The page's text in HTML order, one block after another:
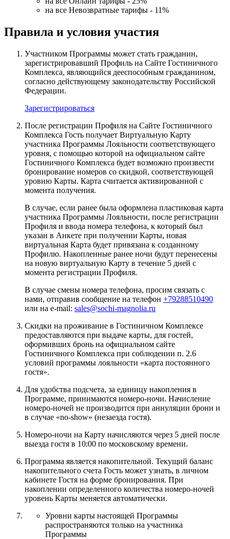
на все Невозвратные тарифы - 11%
Правила и условия участия
Участником Программы может стать гражданин,
зарегистрировавший Профиль на Сайте Гостиничного
Комплекса, являющийся дееспособным гражданином,
согласно действующему законодательству Российской
Федерации.
Зарегистрироваться
После регистрации Профиля на Сайте Гостиничного
Комплекса Гость получает Виртуальную Карту
участника Программы Лояльности соответствующего
уровня, с помощью которой на официальном сайте
Гостиничного Комплекса будет возможно произвести
бронирование номеров со скидкой, соответствующей
уровню Карты. Карта считается активированной с
момента получения.
В случае, если ранее была оформлена пластиковая карта
участника Программы Лояльности, после регистрации
Профиля и ввода номера телефона, к который был
указан в Анкете при получении Карты, новая
виртуальная Карта будет привязана к созданному
Профилю. Накопленные ранее ночи будут перенесены
на новую виртуальную Карту в течение 5 дней с
момента регистрации Профиля.
В случае смены номера телефона, просим связать с
нами, отправив сообщение на телефон +79288510490
или на e-mail: sales@sochi-magnolia.ru
Скидки на проживание в Гостиничном Комплексе
предоставляются при выдаче карты, для гостей,
оформивших бронь на официальном сайте
Гостиничного Комплекса при соблюдении п. 2.6
условий программы лояльности «карта постоянного
гостя».
Для удобства подсчета, за единицу накопления в
Программе, принимаются номеро-ночи. Начисление
номеро-ночей не производится при аннуляции брони и
в случае «no-show» (незаезда гостя).
Номеро-ночи на Карту начисляются через 5 дней после
выезда гостя в 10:00 по московскому времени.
Программа является накопительной. Текущий баланс
накопительного счета Гость может узнать, в личном
кабинете Гостя на форме бронирования. При
накоплении определенного количества номеро-ночей
уровень Карты меняется автоматически.
Уровни карты настоящей Программы
распространяются только на участника
Программы